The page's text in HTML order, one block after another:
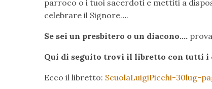
parroco o i tuoi sacerdoti e mettiti a
celebrare il Signore….
Se sei un presbitero o un diacono….
Qui di seguito trovi il libretto con tutti i
Ecco il libretto: ScuolaLuigiPicchi-30lug-